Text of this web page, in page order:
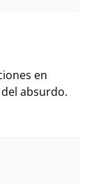
en
absurdo.